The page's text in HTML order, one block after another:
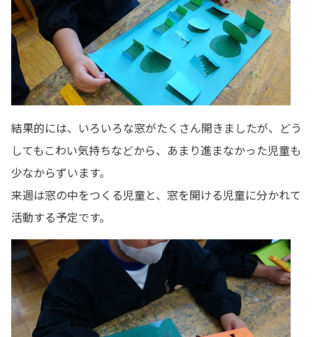
結果的には、いろいろな窓がたくさん開きましたが、どう
してもこわい気持ちなどから、あまり進まなかった児童も
少なからずいます。
来週は窓の中をつくる児童と、窓を開ける児童に分かれて
活動する予定です。